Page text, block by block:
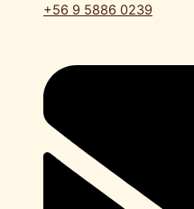
+56 9 5886 0239